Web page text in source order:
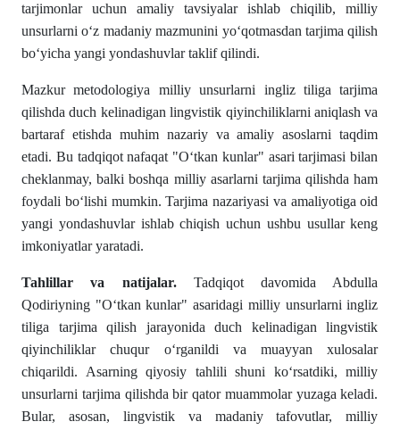
tarjimonlar uchun amaliy tavsiyalar ishlab chiqilib, milliy
unsurlarni oʻz madaniy mazmunini yoʻqotmasdan tarjima qilish
boʻyicha yangi yondashuvlar taklif qilindi.
Mazkur metodologiya milliy unsurlarni ingliz tiliga tarjima
qilishda duch kelinadigan lingvistik qiyinchiliklarni aniqlash va
bartaraf etishda muhim nazariy va amaliy asoslarni taqdim
etadi. Bu tadqiqot nafaqat "Oʻtkan kunlar" asari tarjimasi bilan
cheklanmay, balki boshqa milliy asarlarni tarjima qilishda ham
foydali boʻlishi mumkin. Tarjima nazariyasi va amaliyotiga oid
yangi yondashuvlar ishlab chiqish uchun ushbu usullar keng
imkoniyatlar yaratadi.
Tahlillar va natijalar. Tadqiqot davomida Abdulla
Qodiriyning "Oʻtkan kunlar" asaridagi milliy unsurlarni ingliz
tiliga tarjima qilish jarayonida duch kelinadigan lingvistik
qiyinchiliklar chuqur oʻrganildi va muayyan xulosalar
chiqarildi. Asarning qiyosiy tahlili shuni koʻrsatdiki, milliy
unsurlarni tarjima qilishda bir qator muammolar yuzaga keladi.
Bular, asosan, lingvistik va madaniy tafovutlar, milliy